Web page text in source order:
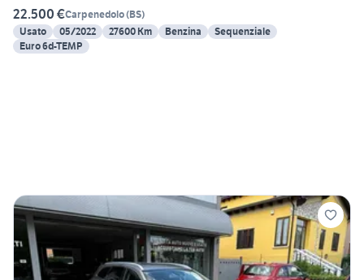
22.500 €Carpenedolo(BS)
Usato
05/2022 27600 Km Benzina
Sequenziale
Euro 6d-TEMP